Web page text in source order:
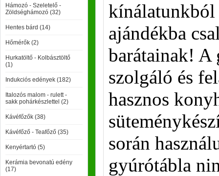
Hámozó - Szeletelő -
Zöldséghámozó (32)
Hentes bárd (14)
Hőmérők (2)
Hurkatöltő - Kolbásztöltő
(1)
Indukciós edények (182)
Italozós malom - rulett -
sakk pohárkészlettel (2)
Kávéfőzők (38)
Kávéfőző - Teafőző (35)
Kenyértartó (5)
Kerámia bevonatú edény
(17)
kínálatunkból
ajándékba
barátainak! A
szolgáló és
hasznos
során
gyúrótábla